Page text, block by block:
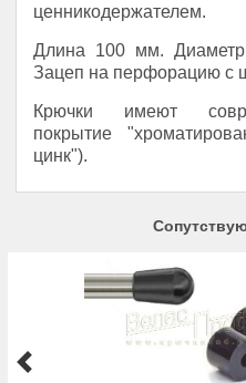
ценникодержателем.
Длина 100 мм.
Зацеп на перфорацию с
Крючки имеют
покрытие
цинк").